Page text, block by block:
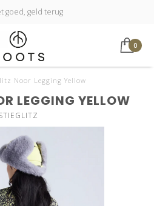
goed, geld terug
0
Noor Legging Yellow
LEGGING YELLOW